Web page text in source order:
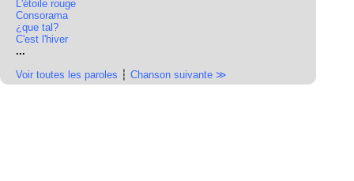
L'étoile rouge
Consorama
¿que tal?
C'est l'hiver
...
Voir toutes les paroles ┆ Chanson suivante ≫